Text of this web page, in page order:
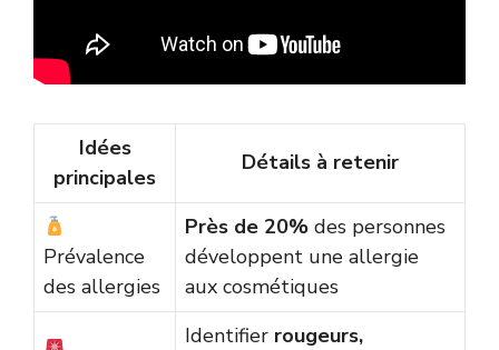
Idées
principales
Détails à retenir
Prévalence
des allergies
Près de 20% des personnes
développent une allergie
aux cosmétiques
Identifier rougeurs,